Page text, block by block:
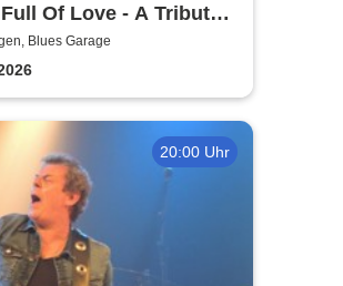
Of Love - A Tribute
AC/DC
Blues Garage
20:00 Uhr